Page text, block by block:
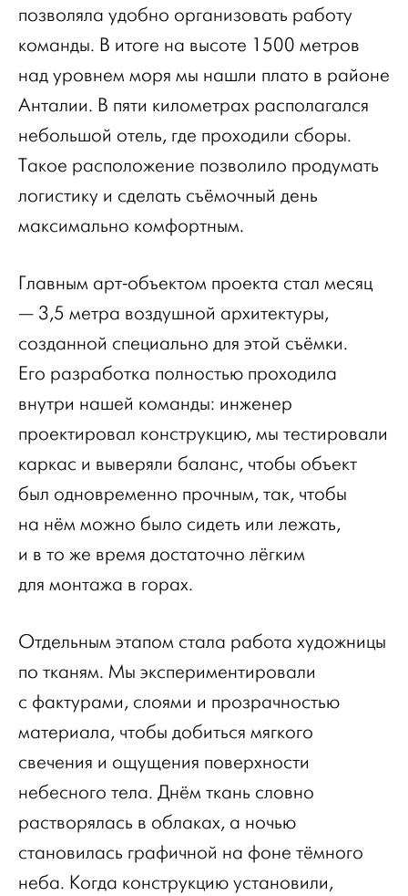
позволяла удобно организовать работу
команды. В итоге на высоте 1500 метров
над уровнем моря мы нашли плато в районе
Анталии. В пяти километрах располагался
небольшой отель, где проходили сборы.
Такое расположение позволило продумать
логистику и сделать съёмочный день
максимально комфортным.
Главным арт-объектом проекта стал месяц
— 3,5 метра воздушной архитектуры,
созданной специально для этой съёмки.
Его разработка полностью проходила
внутри нашей команды: инженер
проектировал конструкцию, мы тестировали
каркас и выверяли баланс, чтобы объект
был одновременно прочным, так, чтобы
на нём можно было сидеть или лежать,
и в то же время достаточно лёгким
для монтажа в горах.
Отдельным этапом стала работа художницы
по тканям. Мы экспериментировали
с фактурами, слоями и прозрачностью
материала, чтобы добиться мягкого
свечения и ощущения поверхности
небесного тела. Днём ткань словно
растворялась в облаках, а ночью
становилась графичной на фоне тёмного
неба. Когда конструкцию установили,